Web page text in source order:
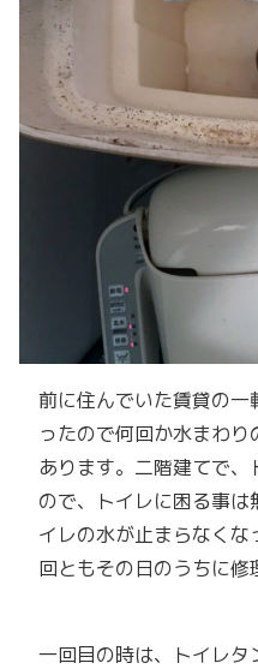
前に住んでいた賃貸の
ったので何回か水まわ
あります。二階建てで
ので、トイレに困る事
イレの水が止まらなく
回ともその日のうちに修
一回目の時は、トイレ